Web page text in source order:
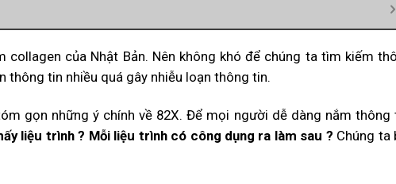
collagen của Nhật Bản. Nên không khó để chúng ta tìm kiếm
thông tin nhiều quá gây nhiễu loạn thông tin.
gọn những ý chính về 82X. Để mọi người dễ dàng nắm thông
liệu trình ? Mỗi liệu trình có công dụng ra làm sau ? Chúng ta